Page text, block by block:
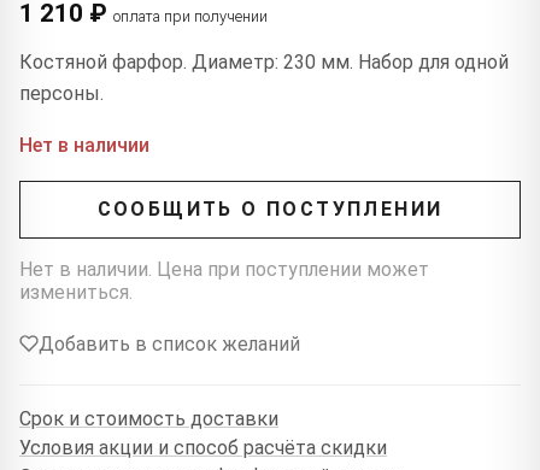
1 210 ₽ оплата при получении
Костяной фарфор. Диаметр: 230 мм. Набор для одной
персоны.
Нет в наличии
СООБЩИТЬ О ПОСТУПЛЕНИИ
Нет в наличии. Цена при поступлении может
измениться.
Добавить в список желаний
Срок и стоимость доставки
Условия акции и способ расчёта скидки